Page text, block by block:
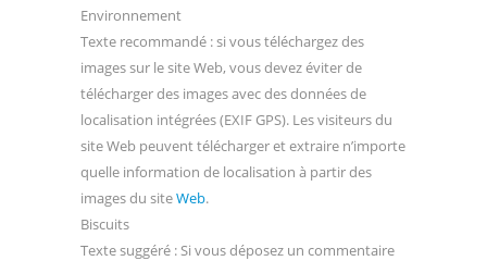
Environnement
Texte recommandé : si vous téléchargez des
images sur le site Web, vous devez éviter de
télécharger des images avec des données de
localisation intégrées (EXIF GPS). Les visiteurs du
site Web peuvent télécharger et extraire n’importe
quelle information de localisation à partir des
images du siteWeb.
Biscuits
Texte suggéré : Si vous déposez un commentaire